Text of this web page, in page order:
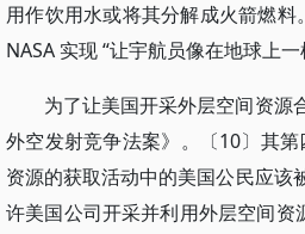
用作饮用水或将其分解成火箭燃
NASA 实现 “让宇航员像在地球上一
为了让美国开采外层空间资源
外空发射竞争法案》。〔10〕其
资源的获取活动中的美国公民应该
许美国公司开采并利用外层空间